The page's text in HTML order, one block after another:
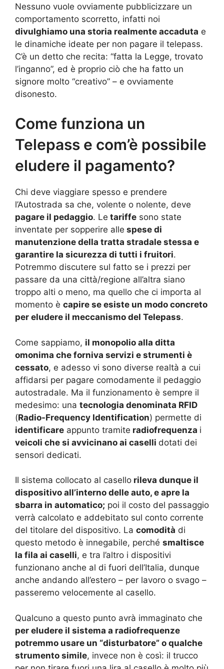
Nessuno vuole ovviamente pubblicizzare un
comportamento scorretto, infatti noi
divulghiamo una storia realmente accaduta e
le dinamiche ideate per non pagare il telepass.
C’è un detto che recita: “fatta la Legge, trovato
l’inganno”, ed è proprio ciò che ha fatto un
signore molto “creativo” – e ovviamente
disonesto.
Come funziona un
Telepass e com’è possibile
eludere il pagamento?
Chi deve viaggiare spesso e prendere
l’Autostrada sa che, volente o nolente, deve
pagare il pedaggio. Le tariffe sono state
inventate per sopperire alle spese di
manutenzione della tratta stradale stessa e
garantire la sicurezza di tutti i fruitori.
Potremmo discutere sul fatto se i prezzi per
passare da una città/regione all’altra siano
troppo alti o meno, ma quello che ci importa al
momento è capire se esiste un modo concreto
per eludere il meccanismo del Telepass.
Come sappiamo, il monopolio alla ditta
omonima che forniva servizi e strumenti è
cessato, e adesso vi sono diverse realtà a cui
affidarsi per pagare comodamente il pedaggio
autostradale. Ma il funzionamento è sempre il
medesimo: una tecnologia denominata RFID
(Radio-Frequency Identification) permette di
identificare appunto tramite radiofrequenza i
veicoli che si avvicinano ai caselli dotati dei
sensori dedicati.
Il sistema collocato al casello rileva dunque il
dispositivo all’interno delle auto, e apre la
sbarra in automatico; poi il costo del passaggio
verrà calcolato e addebitato sul conto corrente
del titolare del dispositivo. La comodità di
questo metodo è innegabile, perché smaltisce
la fila ai caselli, e tra l’altro i dispositivi
funzionano anche al di fuori dell’Italia, dunque
anche andando all’estero – per lavoro o svago –
passeremo velocemente al casello.
Qualcuno a questo punto avrà immaginato che
per eludere il sistema a radiofrequenze
potremmo usare un “disturbatore” o qualche
strumento simile, invece non è così: il trucco